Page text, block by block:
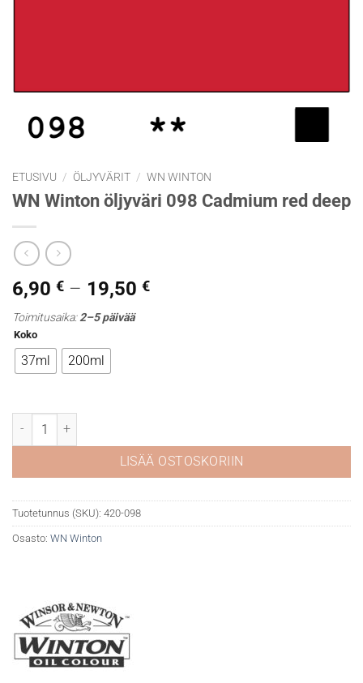
ETUSIVU / ÖLJYVÄRIT / WN WINTON
WN Winton öljyväri 098 Cadmium red deep
6,90 € – 19,50 €Hintaluokka:
Toimitusaika:2–5 päivää
Koko
37ml 200ml
WN Winton öljyväri 098 Cadmium red deep määrä
LISÄÄ OSTOSKORIIN
Tuotetunnus (SKU): 420-098
Osasto: WN Winton